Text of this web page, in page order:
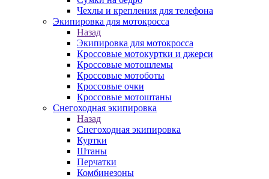
Чехлы и крепления для телефона
Экипировка для мотокросса
Назад
Экипировка для мотокросса
Кроссовые мотокуртки и джерси
Кроссовые мотошлемы
Кроссовые мотоботы
Кроссовые очки
Кроссовые мотоштаны
Снегоходная экипировка
Назад
Снегоходная экипировка
Куртки
Штаны
Перчатки
Комбинезоны